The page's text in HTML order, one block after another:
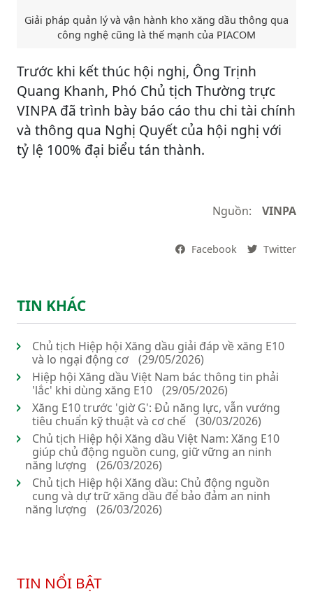
Giải pháp quản lý và vận hành kho xăng dầu thông qua
công nghệ cũng là thế mạnh của PIACOM
Trước khi kết thúc hội nghị, Ông Trịnh
Quang Khanh, Phó Chủ tịch Thường trực
VINPA đã trình bày báo cáo thu chi tài chính
và thông qua Nghị Quyết của hội nghị với
tỷ lệ 100% đại biểu tán thành.
Nguồn: VINPA
Facebook Twitter
TIN KHÁC
Chủ tịch Hiệp hội Xăng dầu giải đáp về xăng E10
và lo ngại động cơ
(29/05/2026)
Hiệp hội Xăng dầu Việt Nam bác thông tin phải
'lắc' khi dùng xăng E10
(29/05/2026)
Xăng E10 trước 'giờ G': Đủ năng lực, vẫn vướng
tiêu chuẩn kỹ thuật và cơ chế
(30/03/2026)
Chủ tịch Hiệp hội Xăng dầu Việt Nam: Xăng E10
giúp chủ động nguồn cung, giữ vững an ninh
năng lượng
(26/03/2026)
Chủ tịch Hiệp hội Xăng dầu: Chủ động nguồn
cung và dự trữ xăng dầu để bảo đảm an ninh
năng lượng
(26/03/2026)
TIN NỔI BẬT